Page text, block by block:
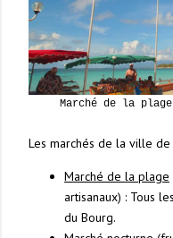
Marché de la
Les marchés de la ville de
Marché de la plage
artisanaux) : Tous
du Bourg.